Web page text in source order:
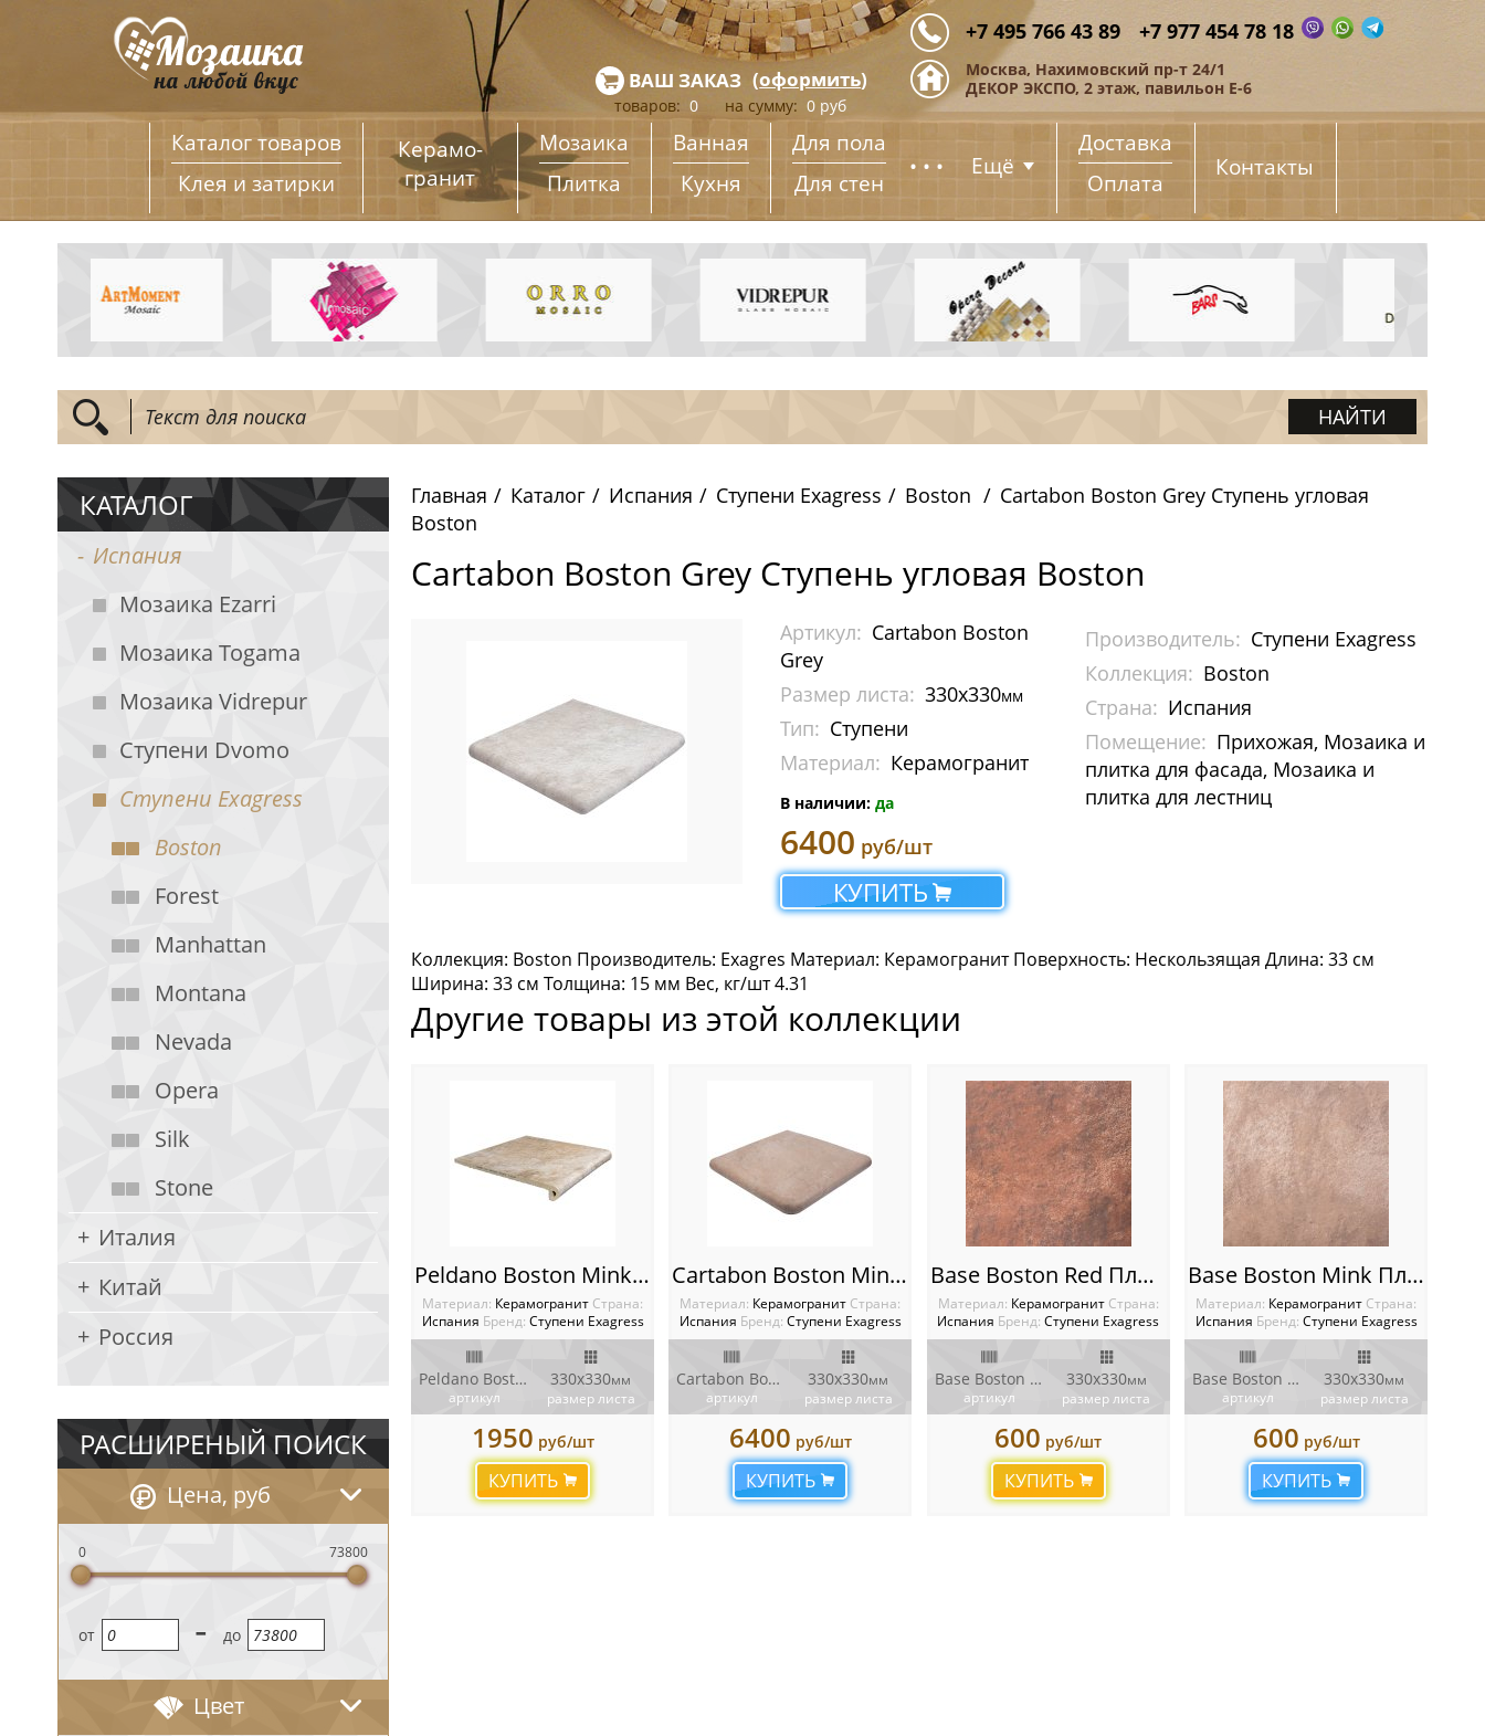
+7 495 766 43 89 +7 977 454 78 18
Москва, Нахимовский пр-т 24/1
ДЕКОР ЭКСПО, 2 этаж, павильон Е-6
ВАШ ЗАКАЗ (оформить)
товаров: 0 на сумму: 0 руб
Каталог товаров
Клея и затирки
Керамо­
гранит
Мозаика
Плитка
Ванная
Кухня
Для пола
Для стен
... Ещё
Доставка
Оплата
Контакты
КАТАЛОГ
Испания
Мозаика Ezarri
Мозаика Togama
Мозаика Vidrepur
Ступени Dvomo
Ступени Exagress
Boston
Forest
Manhattan
Montana
Nevada
Opera
Silk
Stone
Италия
Китай
Россия
РАСШИРЕНЫЙ ПОИСК
Цена, руб
0 73800
oт - до
Цвет
Главная Каталог Испания Ступени Exagress Boston
Cartabon Boston Grey Ступень угловая
Boston
Cartabon Boston Grey Ступень угловая Boston
Производитель: Ступени Exagress
Коллекция: Boston
Страна: Испания
Помещение: Прихожая, Мозаика и
плитка для фасада, Мозаика и
плитка для лестниц
Артикул: Cartabon Boston
Grey
Размер листа: 330х330мм
Тип: Ступени
Материал: Керамогранит
В наличии: да
6400 руб/шт
КУПИТЬ
Коллекция: Boston Производитель: Exagres Материал: Керамогранит Поверхность: Нескользящая Длина: 33 см
Ширина: 33 см Толщина: 15 мм Вес, кг/шт 4.31
Другие товары из этой коллекции
Peldano Boston Mink Ступень фронтальная Boston
Материал: Керамогранит Cтрана:
Испания Бренд: Ступени Exagress
Peldano Boston Mink
артикул
330х330мм
размер листа
1950 руб/шт
КУПИТЬ
Cartabon Boston Mink Ступень угловая Boston
Материал: Керамогранит Cтрана:
Испания Бренд: Ступени Exagress
Cartabon Boston Mink
артикул
330х330мм
размер листа
6400 руб/шт
КУПИТЬ
Base Boston Red Плитка Boston
Материал: Керамогранит Cтрана:
Испания Бренд: Ступени Exagress
Base Boston Red
артикул
330х330мм
размер листа
600 руб/шт
КУПИТЬ
Base Boston Mink Плитка Boston
Материал: Керамогранит Cтрана:
Испания Бренд: Ступени Exagress
Base Boston Mink
артикул
330х330мм
размер листа
600 руб/шт
КУПИТЬ